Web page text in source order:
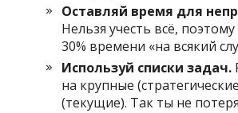
Оставляй время для
Нельзя учесть всё,
30% времени «на всякий
Используй списки задач.
на крупные
(текущие). Так ты не